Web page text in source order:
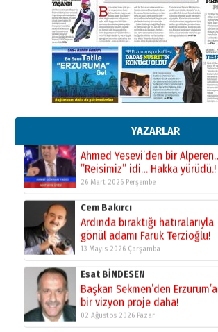
YAZARLAR
Cem Bakırcı
Ardında bıraktığı hatıralarıyla
gönül adamı Faruk Terzioğlu!
13 Mayıs 2026 Çarşamba
Esat BİNDESEN
Başkan Sekmen’den Erzurum’a
bir vizyon proje daha!
02 Ağustos 2026 Pazar
Kadir SABUNCUOĞLU
Erzurumspor’un köşe taşları
29 Haziran 2026 Pazartesi
Kenan GÜLERCİ
Murat Şahsuvaroğlu ERKON’da
çıtayı yukarı taşırken,
yönetimdekiler aşağı
çekmemeli!
17 Şubat 2026 SalıOrhan BOZKURT
Bir fotoğraf, bir şehir, bir
gazeteci… Dizginler kimin
elinde?